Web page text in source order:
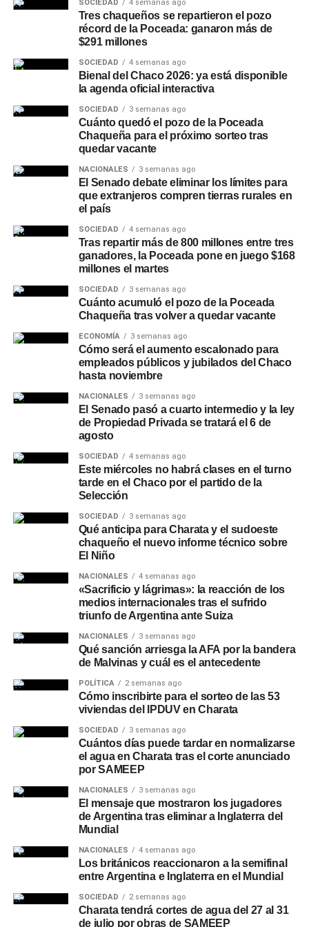
fortalecimiento del fenómeno. En ese contexto, provincias
, Corrientes, Formosa, Misiones, Santa Fe y
Entre Ríos mantienen bajo vigilancia la evolución de las
lluvias y de los principales cursos de agua.
Uno de los principales riesgos asociados a períodos
prolongados de precipitaciones es la saturación de los
suelos, que puede favorecer anegamientos y complicar el
escurrimiento del agua, además de la preocupación por
ubicadas en zonas bajas. El escenario también será
seguido de cerca por el sector agropecuario, ya que una
mayor disponibilidad de humedad puede favorecer
determinados cultivos, pero los excesos hídricos pueden
dificultar las labores rurales y generar problemas
sanitarios en la producción.
Chaco refuerza la limpieza de
desagües y canales
Ante las perspectivas climáticas, en Chaco se realizan
operativos preventivos de limpieza y mantenimiento de
provincia, con el objetivo de mejorar el escurrimiento y
reducir el riesgo de anegamientos frente a lluvias
intensas. Entre las intervenciones recientes se encuentra
la limpieza del riacho Arazá, en Barranqueras, donde
Vialidad Provincial trabaja junto con la Administración
Provincial del Agua y otras áreas del Gobierno.
La Provincia también mantiene esquemas de
contingencia hídricay coordinación con municipios,
Protección Civil y organismos técnicos para intervenir
se incluyen el bombeo preventivo, el control de lagunas y
sistemas hídricos, y la limpieza de sectores que pueden
dificultar la evacuación del agua. Los especialistas
remarcan que las tendencias estacionales deben
complementarse con los pronósticos diarios y semanales,
por lo que recomiendan seguir las actualizaciones del
SMN a medida que se acerquen la primavera y el verano.
SOCIEDAD 4 semanas ago
Tres chaqueños se repartieron el pozo
récord de la Poceada: ganaron más de
$291 millones
SOCIEDAD 4 semanas ago
Bienal del Chaco 2026: ya está disponible
la agenda oficial interactiva
SOCIEDAD 3 semanas ago
Cuánto quedó el pozo de la Poceada
Chaqueña para el próximo sorteo tras
quedar vacante
NACIONALES 3 semanas ago
El Senado debate eliminar los límites para
que extranjeros compren tierras rurales en
el país
SOCIEDAD 4 semanas ago
Tras repartir más de 800 millones entre tres
ganadores, la Poceada pone en juego $168
millones el martes
SOCIEDAD 3 semanas ago
Cuánto acumuló el pozo de la Poceada
Chaqueña tras volver a quedar vacante
ECONOMÍA 3 semanas ago
Cómo será el aumento escalonado para
empleados públicos y jubilados del Chaco
hasta noviembre
NACIONALES 3 semanas ago
El Senado pasó a cuarto intermedio y la ley
de Propiedad Privada se tratará el 6 de
agosto
SOCIEDAD 4 semanas ago
Este miércoles no habrá clases en el turno
tarde en el Chaco por el partido de la
Selección
SOCIEDAD 3 semanas ago
Qué anticipa para Charata y el sudoeste
chaqueño el nuevo informe técnico sobre
El Niño
NACIONALES 4 semanas ago
«Sacrificio y lágrimas»: la reacción de los
medios internacionales tras el sufrido
triunfo de Argentina ante Suiza
NACIONALES 3 semanas ago
Qué sanción arriesga la AFA por la bandera
de Malvinas y cuál es el antecedente
POLÍTICA 2 semanas ago
Cómo inscribirte para el sorteo de las 53
viviendas del IPDUV en Charata
SOCIEDAD 3 semanas ago
Cuántos días puede tardar en normalizarse
el agua en Charata tras el corte anunciado
por SAMEEP
NACIONALES 3 semanas ago
El mensaje que mostraron los jugadores
de Argentina tras eliminar a Inglaterra del
Mundial
NACIONALES 4 semanas ago
Los británicos reaccionaron a la semifinal
entre Argentina e Inglaterra en el Mundial
SOCIEDAD 2 semanas ago
Charata tendrá cortes de agua del 27 al 31
de julio por obras de SAMEEP